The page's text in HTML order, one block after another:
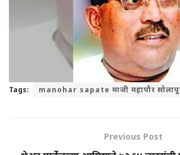
Tags: manohar sapate माजी महापौर
Previous Post